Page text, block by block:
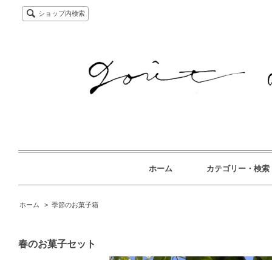
ショップ内検索
ホーム カテゴリー・検索
ホーム > 季節のお菓子箱
春のお菓子セット